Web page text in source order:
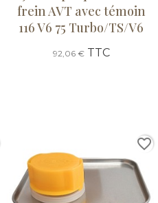
frein AVT avec témoin
116 V6 75 Turbo/TS/V6
92,06 €TTC
favorite_border